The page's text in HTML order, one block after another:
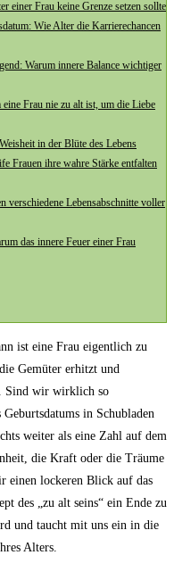
⁢einer Frau keine Grenze⁤ setzen⁤ sollte
Wie Alter die​ Karrierechancen
Warum innere Balance wichtiger
Frau nie ‍zu⁢ alt ist, um die​ Liebe
in der ⁣Blüte des Lebens
Frauen ‌ihre ‌wahre Stärke entfalten
⁢verschiedene Lebensabschnitte‍ voller
das ⁢innere‍ Feuer‌ einer Frau
⁤ist eine Frau ‍eigentlich zu
Gemüter erhitzt und⁣
Sind⁣ wir wirklich​ so‌
in Schubladen
weiter als eine Zahl auf dem
die Kraft‌ oder die Träume
einen lockeren Blick⁤ auf das
des „zu alt seins“ ein Ende zu
und taucht ⁤mit uns ⁣ein in die
Alters.